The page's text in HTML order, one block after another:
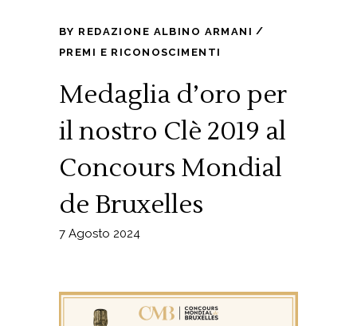
BY REDAZIONE ALBINO ARMANI
PREMI E RICONOSCIMENTI
Medaglia d’oro per
il nostro Clè 2019 al
Concours Mondial
de Bruxelles
7 Agosto 2024